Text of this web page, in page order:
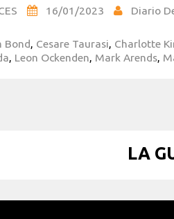
16/01/2023 Diario
Bond Cesare Taurasi Charlotte
Leon Ockenden Mark Arends
LA